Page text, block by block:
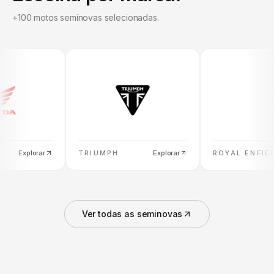
+100 motos seminovas selecionadas.
Explorar TRIUMPH Explorar ROYAL
Ver todas as seminovas